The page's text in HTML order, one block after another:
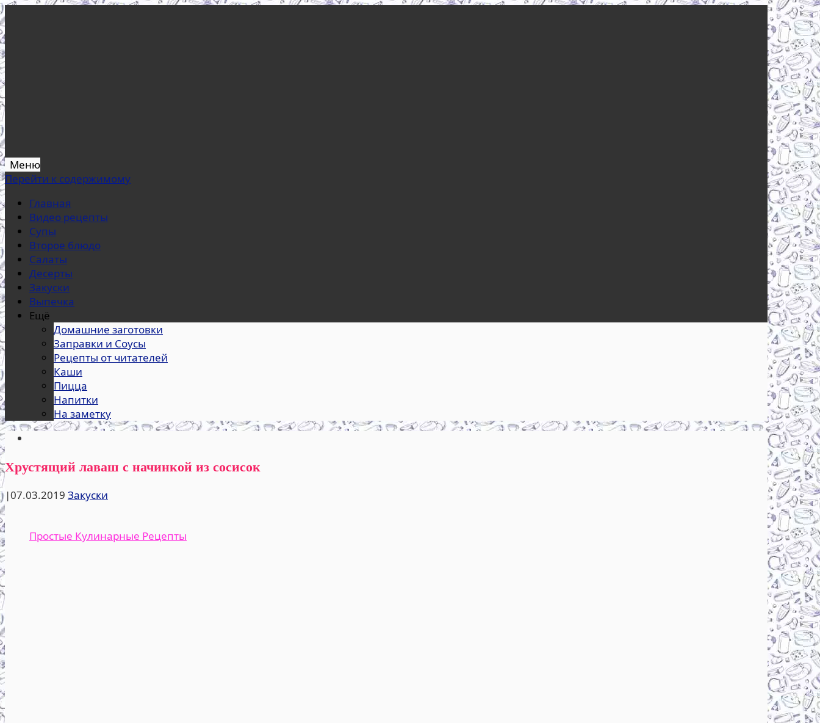
Простые Кулинарные Рецепты
Меню
Перейти к содержимому
Главная
Видео рецепты
Супы
Второе блюдо
Салаты
Десерты
Закуски
Выпечка
Ещё
Домашние заготовки
Заправки и Соусы
Рецепты от читателей
Каши
Пицца
Напитки
На заметку
Хрустящий лаваш с начинкой из сосисок
|07.03.2019 Закуски